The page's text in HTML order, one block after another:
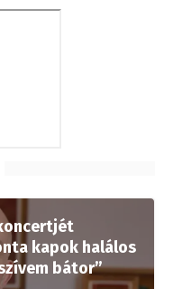
kapok halálos
bátor”